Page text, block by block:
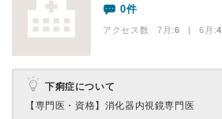
0件
アクセス数 7月:6 | 6月:4
下痢症について
【専門医・資格】 消化器内視鏡専門医